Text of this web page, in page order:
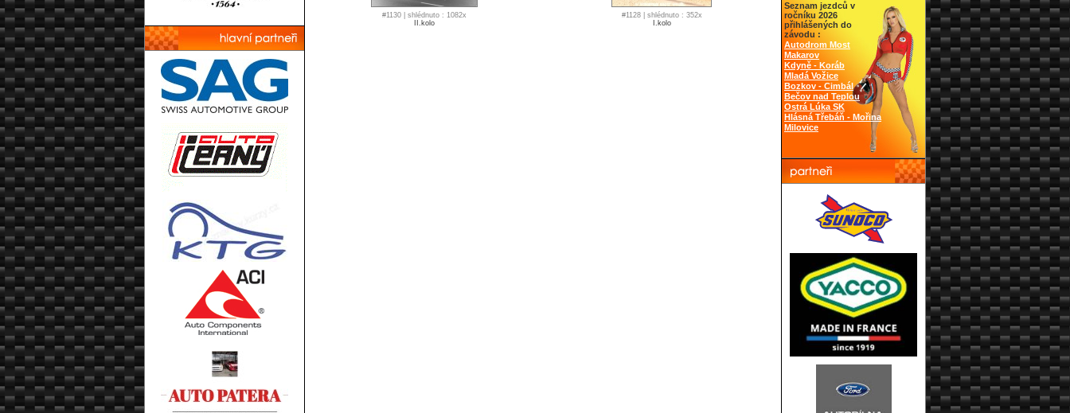
Seznam jezdců v
ročníku 2026
přihlášených do
závodu :
Autodrom Most
Makarov
Kdyně - Koráb
Mladá Vožice
Bozkov - Cimbál
Bečov nad Teplou
Ostrá Lúka SK
Hlásná Třebáň - Mořina
Milovice
#1130 | shlédnuto : 1082x
II.kolo
#1128 | shlédnuto : 352x
I.kolo